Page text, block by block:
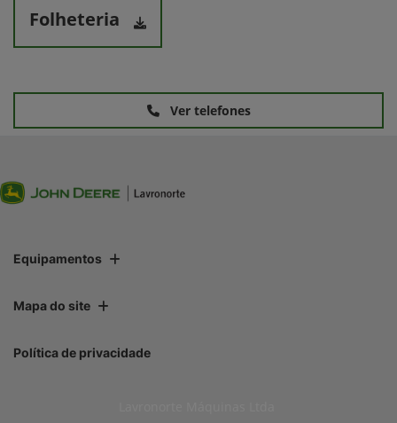
Folheteria
Ver telefones
Equipamentos
Mapa do site
Política de privacidade